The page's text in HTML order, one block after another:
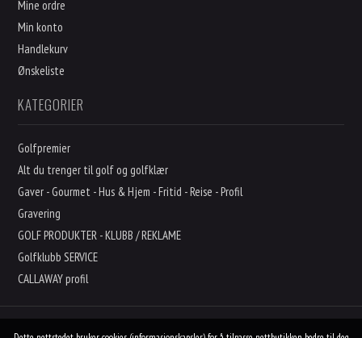
Mine ordre
Min konto
Handlekurv
Ønskeliste
KATEGORIER
Golfpremier
Alt du trenger til golf og golfklær
Gaver - Gourmet - Hus & Hjem - Fritid - Reise - Profil
Gravering
GOLF PRODUKTER - KLUBB / REKLAME
Golfklubb SERVICE
CALLAWAY profil